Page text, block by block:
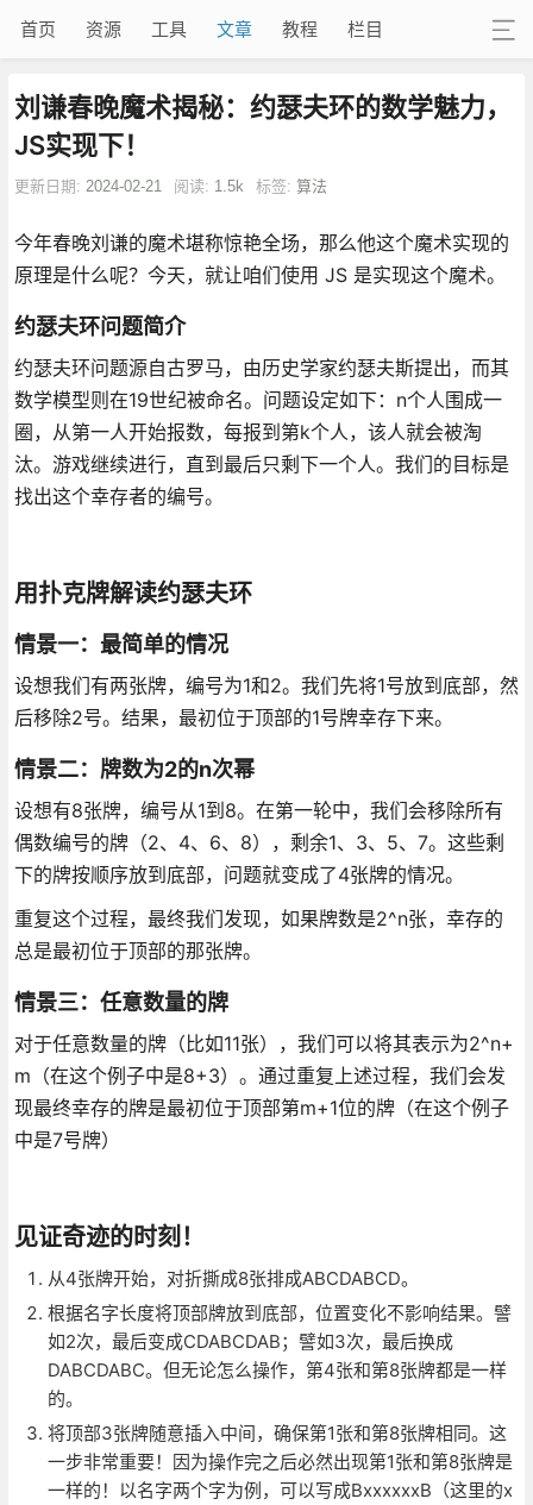
首页 资源 工具 文章 教程 栏目
刘谦春晚魔术揭秘：约瑟夫环的数学魅力，
JS实现下！
更新日期: 2024-02-21 阅读: 1.5k 标签: 算法
今年春晚刘谦的魔术堪称惊艳全场，那么他这个魔术实现的
原理是什么呢？今天，就让咱们使用 JS 是实现这个魔术。
约瑟夫环问题简介
约瑟夫环问题源自古罗马，由历史学家约瑟夫斯提出，而其
数学模型则在19世纪被命名。问题设定如下：n个人围成一
圈，从第一人开始报数，每报到第k个人，该人就会被淘
汰。游戏继续进行，直到最后只剩下一个人。我们的目标是
找出这个幸存者的编号。
用扑克牌解读约瑟夫环
情景一：最简单的情况
设想我们有两张牌，编号为1和2。我们先将1号放到底部，然
后移除2号。结果，最初位于顶部的1号牌幸存下来。
情景二：牌数为2的n次幂
设想有8张牌，编号从1到8。在第一轮中，我们会移除所有
偶数编号的牌（2、4、6、8），剩余1、3、5、7。这些剩
下的牌按顺序放到底部，问题就变成了4张牌的情况。
重复这个过程，最终我们发现，如果牌数是2^n张，幸存的
总是最初位于顶部的那张牌。
情景三：任意数量的牌
对于任意数量的牌（比如11张），我们可以将其表示为2^n+
m（在这个例子中是8+3）。通过重复上述过程，我们会发
现最终幸存的牌是最初位于顶部第m+1位的牌（在这个例子
中是7号牌）
见证奇迹的时刻！
从4张牌开始，对折撕成8张排成ABCDABCD。
根据名字长度将顶部牌放到底部，位置变化不影响结果。譬
如2次，最后变成CDABCDAB；譬如3次，最后换成
DABCDABC。但无论怎么操作，第4张和第8张牌都是一样
的。
将顶部3张牌随意插入中间，确保第1张和第8张牌相同。这
一步非常重要！因为操作完之后必然出现第1张和第8张牌是
一样的！以名字两个字为例，可以写成BxxxxxxB（这里的x